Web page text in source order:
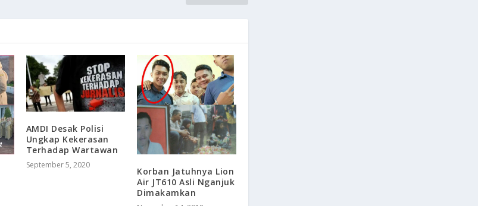
AMDI Desak Polisi
Ungkap Kekerasan
Terhadap Wartawan
September 5, 2020
​Korban Jatuhnya Lion
Air JT610 Asli Nganjuk
Dimakamkan